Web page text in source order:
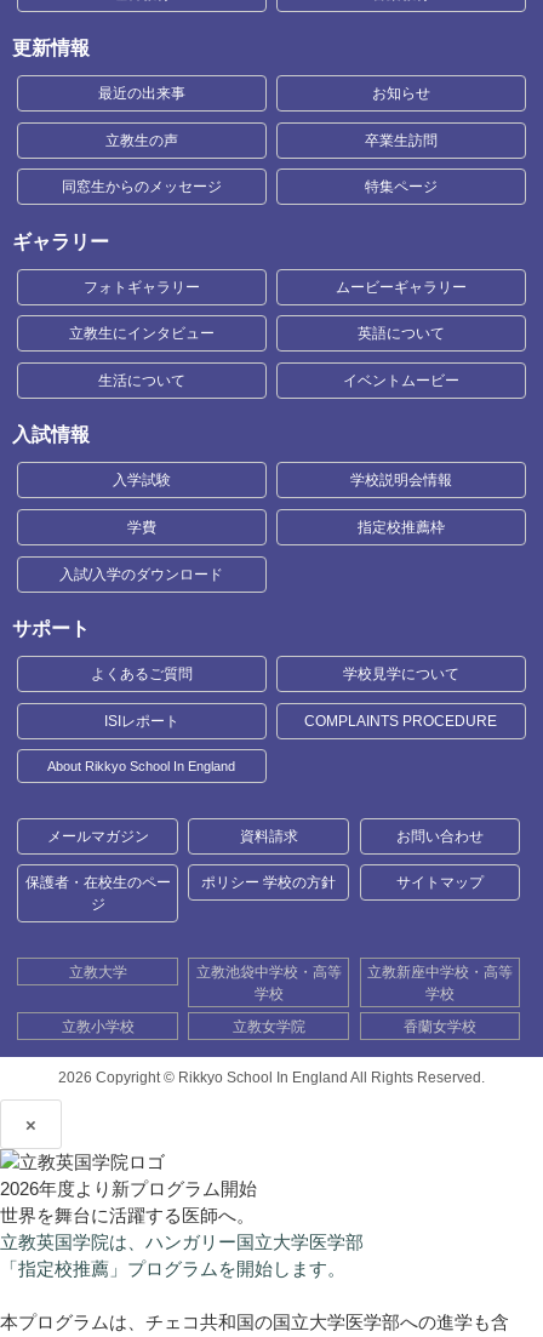
更新情報
最近の出来事 お知らせ
立教生の声 卒業生訪問
同窓生からのメッセージ 特集ページ
ギャラリー
フォトギャラリー ムービーギャラリー
立教生にインタビュー 英語について
生活について イベントムービー
入試情報
入学試験 学校説明会情報
学費 指定校推薦枠
入試/入学のダウンロード
サポート
よくあるご質問 学校見学について
ISIレポート COMPLAINTS PROCEDURE
About Rikkyo School In England
メールマガジン 資料請求 お問い合わせ
保護者・在校生のペー
ジ
ポリシー 学校の方針 サイトマップ
立教大学
立教池袋中学校・高等
学校
立教新座中学校・高等
学校
立教小学校
立教女学院 香蘭女学校
2026 Copyright © Rikkyo School In England All Rights Reserved.
×
2026年度より新プログラム開始
世界を舞台に活躍する医師へ。
立教英国学院は、ハンガリー国立大学医学部
「指定校推薦」プログラムを開始します。
本プログラムは、チェコ共和国の国立大学医学部への進学も含